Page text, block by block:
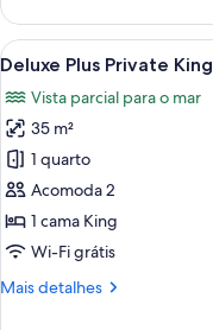
Private
Twin
Carrega
todas
as
fotos
de
Deluxe
Plus
Private
6
Deluxe Plus Private King
Vista parcial para o mar
35 m²
1 quarto
Acomoda 2
1 cama King
Wi-Fi grátis
Mais detalhes
Mais